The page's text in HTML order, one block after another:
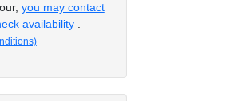
you may contact
availability